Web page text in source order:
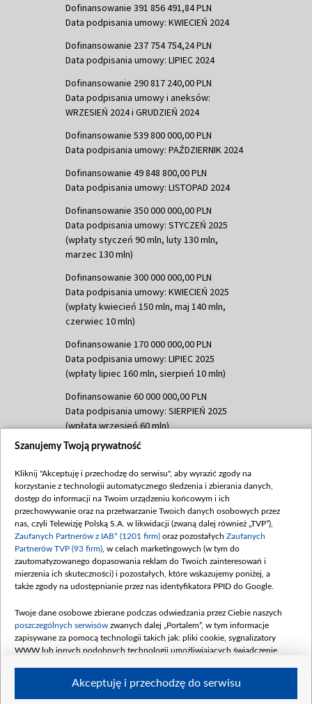
Dofinansowanie 391 856 491,84 PLN
Data podpisania umowy: KWIECIEŃ 2024
Dofinansowanie 237 754 754,24 PLN
Data podpisania umowy: LIPIEC 2024
Dofinansowanie 290 817 240,00 PLN
Data podpisania umowy i aneksów:
WRZESIEŃ 2024 i GRUDZIEŃ 2024
Dofinansowanie 539 800 000,00 PLN
Data podpisania umowy: PAŹDZIERNIK 2024
Dofinansowanie 49 848 800,00 PLN
Data podpisania umowy: LISTOPAD 2024
Dofinansowanie 350 000 000,00 PLN
Data podpisania umowy: STYCZEŃ 2025
(wpłaty styczeń 90 mln, luty 130 mln,
marzec 130 mln)
Dofinansowanie 300 000 000,00 PLN
Data podpisania umowy: KWIECIEŃ 2025
(wpłaty kwiecień 150 mln, maj 140 mln,
czerwiec 10 mln)
Dofinansowanie 170 000 000,00 PLN
Data podpisania umowy: LIPIEC 2025
(wpłaty lipiec 160 mln, sierpień 10 mln)
Dofinansowanie 60 000 000,00 PLN
Data podpisania umowy: SIERPIEŃ 2025
(wpłata wrzesień 60 mln)
Dofinansowanie 635 783 051,21 PLN
(wpłata wrzesień 100 mln, październik 350
mln, listopad 265 mln)
Dofinansowanie 48 862 000,00 PLN
Data podpisania umowy: GRUDZIEŃ 2025
(wpłata grudzień 60,548 mln)
Dofinansowanie 900 000 000,00 PLN
Data podpisania umowy: LUTY 2026 (wpłata
kwiecień 180 mln, 7 maja 180 mln, 8
czerwca 90 mln)
Dofinansowanie 250 000 000,00 PLN
4 sierpnia 250 mln
Szanujemy Twoją prywatność
Kliknij "Akceptuję i przechodzę do serwisu", aby wyrazić zgody na
korzystanie z technologii automatycznego śledzenia i zbierania danych,
dostęp do informacji na Twoim urządzeniu końcowym i ich
przechowywanie oraz na przetwarzanie Twoich danych osobowych przez
nas, czyli Telewizję Polską S.A. w likwidacji (zwaną dalej również „TVP”),
Zaufanych Partnerów z IAB* (1201 firm) oraz pozostałych Zaufanych
Partnerów TVP (93 firm) , w celach marketingowych (w tym do
zautomatyzowanego dopasowania reklam do Twoich zainteresowań i
mierzenia ich skuteczności) i pozostałych, które wskazujemy poniżej, a
także zgody na udostępnianie przez nas identyfikatora PPID do Google.
Twoje dane osobowe zbierane podczas odwiedzania przez Ciebie naszych
poszczególnych serwisów zwanych dalej „Portalem”, w tym informacje
zapisywane za pomocą technologii takich jak: pliki cookie, sygnalizatory
WWW lub innych podobnych technologii umożliwiających świadczenie
Akceptuję i przechodzę do serwisu